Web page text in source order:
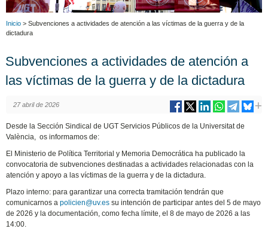
Inicio > Subvenciones a actividades de atención a las víctimas de la guerra y de la
dictadura
Subvenciones a actividades de atención a
las víctimas de la guerra y de la dictadura
27 abril de 2026
Desde la Sección Sindical de UGT Servicios Públicos de la Universitat de
València, os informamos de:
El Ministerio de Política Territorial y Memoria Democrática ha publicado la
convocatoria de subvenciones destinadas a actividades relacionadas con la
atención y apoyo a las víctimas de la guerra y de la dictadura.
Plazo interno: para garantizar una correcta tramitación tendrán que
comunicarnos apolicien@uv.es su intención de participar antes del 5 de mayo
de 2026 y la documentación, como fecha límite, el 8 de mayo de 2026 a las
14:00.